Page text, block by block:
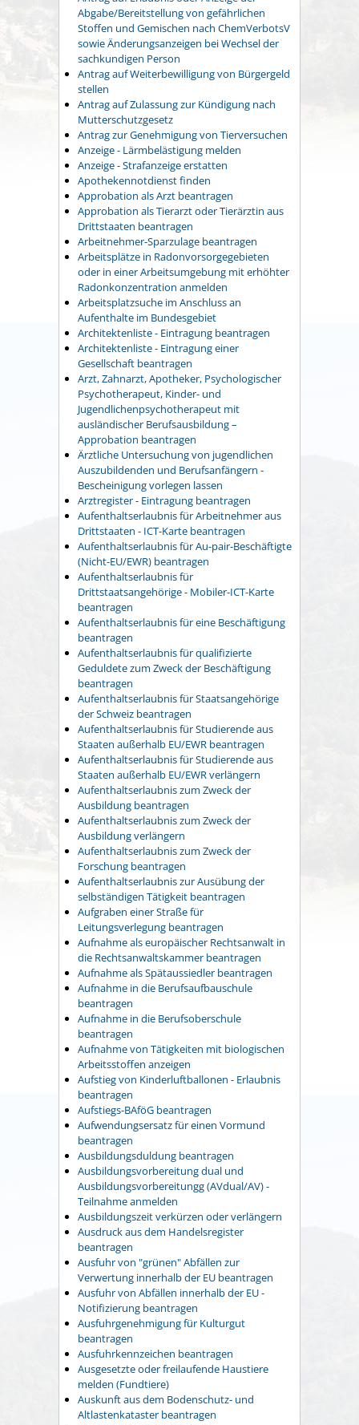
Abgabe/Bereitstellung von gefährlichen
Stoffen und Gemischen nach ChemVerbotsV
sowie Änderungsanzeigen bei Wechsel der
sachkundigen Person
Antrag auf Weiterbewilligung von Bürgergeld
stellen
Antrag auf Zulassung zur Kündigung nach
Mutterschutzgesetz
Antrag zur Genehmigung von Tierversuchen
Anzeige - Lärmbelästigung melden
Anzeige - Strafanzeige erstatten
Apothekennotdienst finden
Approbation als Arzt beantragen
Approbation als Tierarzt oder Tierärztin aus
Drittstaaten beantragen
Arbeitnehmer-Sparzulage beantragen
Arbeitsplätze in Radonvorsorgegebieten
oder in einer Arbeitsumgebung mit erhöhter
Radonkonzentration anmelden
Arbeitsplatzsuche im Anschluss an
Aufenthalte im Bundesgebiet
Architektenliste - Eintragung beantragen
Architektenliste - Eintragung einer
Gesellschaft beantragen
Arzt, Zahnarzt, Apotheker, Psychologischer
Psychotherapeut, Kinder- und
Jugendlichenpsychotherapeut mit
ausländischer Berufsausbildung –
Approbation beantragen
Ärztliche Untersuchung von jugendlichen
Auszubildenden und Berufsanfängern -
Bescheinigung vorlegen lassen
Arztregister - Eintragung beantragen
Aufenthaltserlaubnis für Arbeitnehmer aus
Drittstaaten - ICT-Karte beantragen
Aufenthaltserlaubnis für Au-pair-Beschäftigte
(Nicht-EU/EWR) beantragen
Aufenthaltserlaubnis für
Drittstaatsangehörige - Mobiler-ICT-Karte
beantragen
Aufenthaltserlaubnis für eine Beschäftigung
beantragen
Aufenthaltserlaubnis für qualifizierte
Geduldete zum Zweck der Beschäftigung
beantragen
Aufenthaltserlaubnis für Staatsangehörige
der Schweiz beantragen
Aufenthaltserlaubnis für Studierende aus
Staaten außerhalb EU/EWR beantragen
Aufenthaltserlaubnis für Studierende aus
Staaten außerhalb EU/EWR verlängern
Aufenthaltserlaubnis zum Zweck der
Ausbildung beantragen
Aufenthaltserlaubnis zum Zweck der
Ausbildung verlängern
Aufenthaltserlaubnis zum Zweck der
Forschung beantragen
Aufenthaltserlaubnis zur Ausübung der
selbständigen Tätigkeit beantragen
Aufgraben einer Straße für
Leitungsverlegung beantragen
Aufnahme als europäischer Rechtsanwalt in
die Rechtsanwaltskammer beantragen
Aufnahme als Spätaussiedler beantragen
Aufnahme in die Berufsaufbauschule
beantragen
Aufnahme in die Berufsoberschule
beantragen
Aufnahme von Tätigkeiten mit biologischen
Arbeitsstoffen anzeigen
Aufstieg von Kinderluftballonen - Erlaubnis
beantragen
Aufstiegs-BAföG beantragen
Aufwendungsersatz für einen Vormund
beantragen
Ausbildungsduldung beantragen
Ausbildungsvorbereitung dual und
Ausbildungsvorbereitungg (AVdual/AV) -
Teilnahme anmelden
Ausbildungszeit verkürzen oder verlängern
Ausdruck aus dem Handelsregister
beantragen
Ausfuhr von "grünen" Abfällen zur
Verwertung innerhalb der EU beantragen
Ausfuhr von Abfällen innerhalb der EU -
Notifizierung beantragen
Ausfuhrgenehmigung für Kulturgut
beantragen
Ausfuhrkennzeichen beantragen
Ausgesetzte oder freilaufende Haustiere
melden (Fundtiere)
Auskunft aus dem Bodenschutz- und
Altlastenkataster beantragen